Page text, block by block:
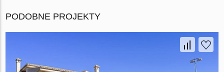
PODOBNE PROJEKTY